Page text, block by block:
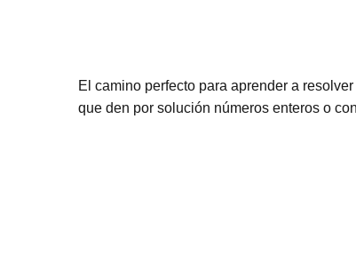
El camino perfecto para aprender a
que den por solución números enteros o